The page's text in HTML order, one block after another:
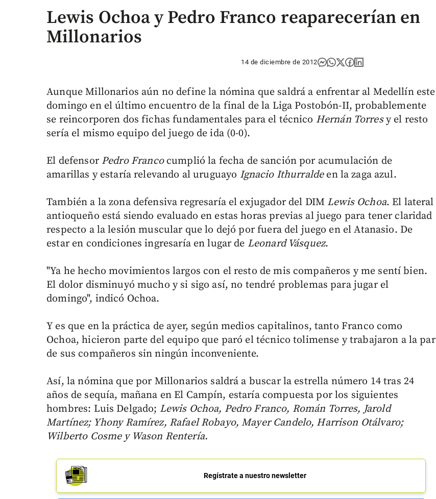
Lewis Ochoa y Pedro Franco reaparecerían en
Millonarios
14 de diciembre de 2012
Aunque Millonarios aún no define la nómina que saldrá a enfrentar al Medellín este
domingo en el último encuentro de la final de la Liga Postobón-II, probablemente
se reincorporen dos fichas fundamentales para el técnico Hernán Torresy el resto
sería el mismo equipo del juego de ida (0-0).
El defensor Pedro Francocumplió la fecha de sanción por acumulación de
amarillas y estaría relevando al uruguayo Ignacio Ithurraldeen la zaga azul.
También a la zona defensiva regresaría el exjugador del DIM Lewis Ochoa. El lateral
antioqueño está siendo evaluado en estas horas previas al juego para tener claridad
respecto a la lesión muscular que lo dejó por fuera del juego en el Atanasio. De
estar en condiciones ingresaría en lugar de Leonard Vásquez.
"Ya he hecho movimientos largos con el resto de mis compañeros y me sentí bien.
El dolor disminuyó mucho y si sigo así, no tendré problemas para jugar el
domingo", indicó Ochoa.
Y es que en la práctica de ayer, según medios capitalinos, tanto Franco como
Ochoa, hicieron parte del equipo que paró el técnico tolimense y trabajaron a la par
de sus compañeros sin ningún inconveniente.
Así, la nómina que por Millonarios saldrá a buscar la estrella número 14 tras 24
años de sequía, mañana en El Campín, estaría compuesta por los siguientes
hombres: Luis Delgado; Lewis Ochoa, Pedro Franco, Román Torres, Jarold
Martínez; Yhony Ramírez, Rafael Robayo, Mayer Candelo, Harrison Otálvaro;
Wilberto Cosme y Wason Rentería.
Regístrate a nuestro newsletter